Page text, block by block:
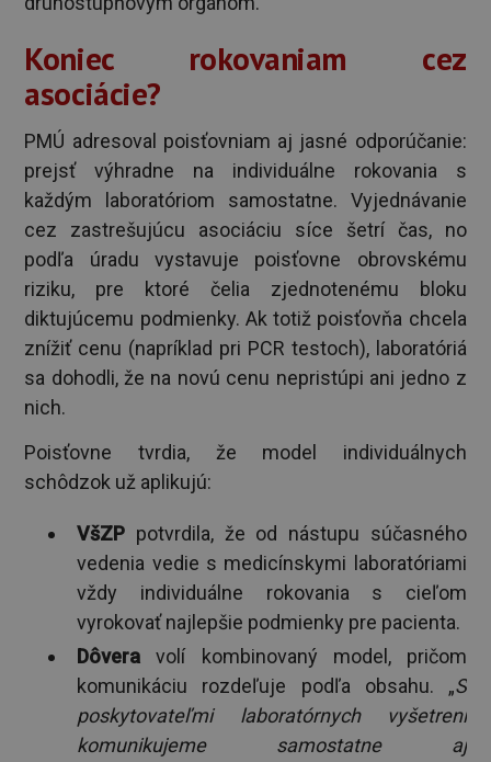
Koniec rokovaniam cez
asociácie?
PMÚ adresoval poisťovniam aj jasné odporúčanie:
prejsť výhradne na individuálne rokovania s
každým laboratóriom samostatne. Vyjednávanie
cez zastrešujúcu asociáciu síce šetrí čas, no
podľa úradu vystavuje poisťovne obrovskému
riziku, pre ktoré čelia zjednotenému bloku
diktujúcemu podmienky. Ak totiž poisťovňa chcela
znížiť cenu (napríklad pri PCR testoch), laboratóriá
sa dohodli, že na novú cenu nepristúpi ani jedno z
nich.
Poisťovne tvrdia, že model individuálnych
schôdzok už aplikujú:
VšZP potvrdila, že od nástupu súčasného
vedenia vedie s medicínskymi laboratóriami
vždy individuálne rokovania s cieľom
vyrokovať najlepšie podmienky pre pacienta.
Dôvera volí kombinovaný model, pričom
komunikáciu rozdeľuje podľa obsahu. „S
poskytovateľmi laboratórnych vyšetrení
komunikujeme samostatne aj